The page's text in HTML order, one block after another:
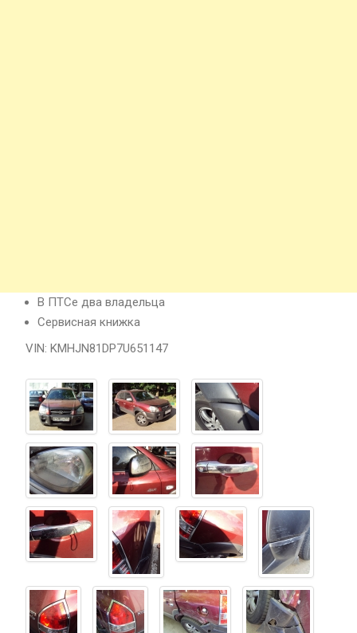
В ПТСе два владельца
Сервисная книжка
VIN: KMHJN81DP7U651147